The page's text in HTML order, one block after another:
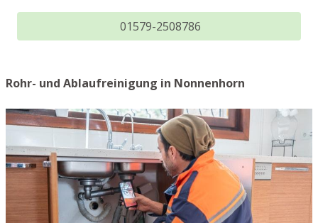
01579-2508786
Rohr- und Ablaufreinigung in Nonnenhorn